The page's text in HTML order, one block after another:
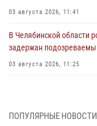
03 августа 2026, 11:41
В Челябинской области
задержан
03 августа 2026, 11:25
03 августа 2026, 09:22 1
ПОПУЛЯРНЫЕ НОВОСТИ